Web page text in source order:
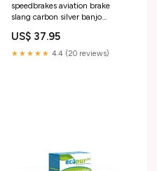
speedbrakes aviation brake
slang carbon silver banjo
125-1988-esi1220722
US$ 37.95
★★★★★ 4.4 (20 reviews)